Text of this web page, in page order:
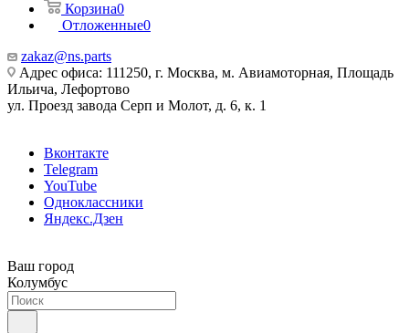
Корзина0
Отложенные0
zakaz@ns.parts
Адрес офиса: 111250, г. Москва, м. Авиамоторная, Площадь
Ильича, Лефортово
ул. Проезд завода Серп и Молот, д. 6, к. 1
Вконтакте
Telegram
YouTube
Одноклассники
Яндекс.Дзен
Ваш город
Колумбус